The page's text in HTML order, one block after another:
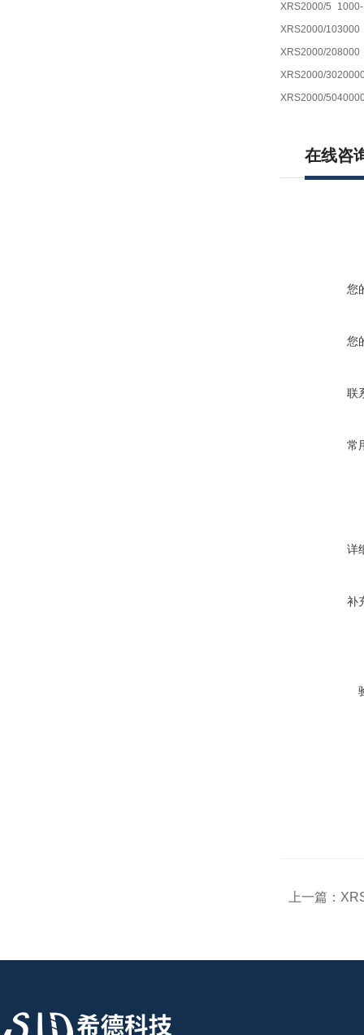
XRS2000/5
XRS2000/103000
XRS2000/208000
XRS2000/30
XRS2000/50
在线咨
您
您
联
常
详
补
上一篇：